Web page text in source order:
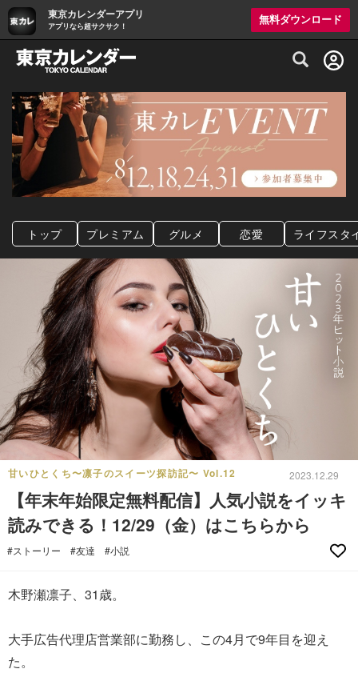
東京カレンダーアプリ
アプリなら超サクサク！
無料ダウンロード
グルメ情報・プレミアムレストラン予約
トップ プレミアム グルメ 恋愛 ライフスタ
甘いひとくち〜凛子のスイーツ探訪記〜 Vol.12 2023.12.29
【年末年始限定無料配信】人気小説をイッキ
読みできる！12/29（金）はこちらから
#ストーリー #友達 #小説
木野瀬凛子、31歳。
大手広告代理店営業部に勤務し、この4月で9年目を迎え
た。